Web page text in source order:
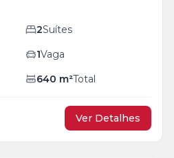
2Suítes
1Vaga
640 m²Total
Ver Detalhes